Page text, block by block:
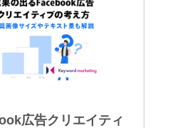
広告クリエイティ